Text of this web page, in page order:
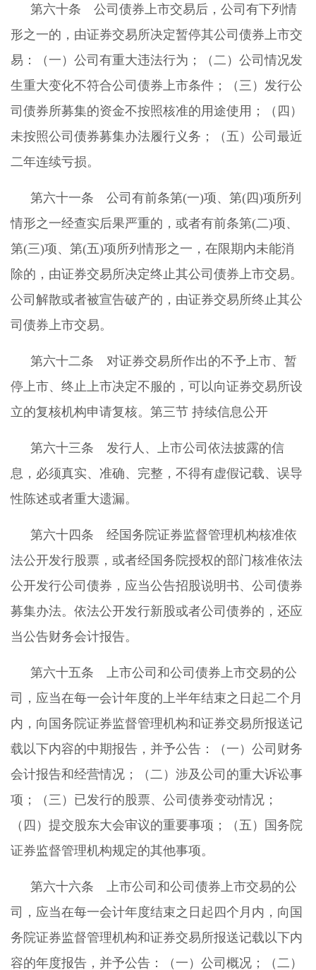
第六十条 公司债券上市交易后，公司有下列情
形之一的，由证券交易所决定暂停其公司债券上市交
易：（一）公司有重大违法行为；（二）公司情况发
生重大变化不符合公司债券上市条件；（三）发行公
司债券所募集的资金不按照核准的用途使用；（四）
未按照公司债券募集办法履行义务；（五）公司最近
二年连续亏损。
第六十一条 公司有前条第(一)项、第(四)项所列
情形之一经查实后果严重的，或者有前条第(二)项、
第(三)项、第(五)项所列情形之一，在限期内未能消
除的，由证券交易所决定终止其公司债券上市交易。
公司解散或者被宣告破产的，由证券交易所终止其公
司债券上市交易。
第六十二条 对证券交易所作出的不予上市、暂
停上市、终止上市决定不服的，可以向证券交易所设
立的复核机构申请复核。第三节 持续信息公开
第六十三条 发行人、上市公司依法披露的信
息，必须真实、准确、完整，不得有虚假记载、误导
性陈述或者重大遗漏。
第六十四条 经国务院证券监督管理机构核准依
法公开发行股票，或者经国务院授权的部门核准依法
公开发行公司债券，应当公告招股说明书、公司债券
募集办法。依法公开发行新股或者公司债券的，还应
当公告财务会计报告。
第六十五条 上市公司和公司债券上市交易的公
司，应当在每一会计年度的上半年结束之日起二个月
内，向国务院证券监督管理机构和证券交易所报送记
载以下内容的中期报告，并予公告：（一）公司财务
会计报告和经营情况；（二）涉及公司的重大诉讼事
项；（三）已发行的股票、公司债券变动情况；
（四）提交股东大会审议的重要事项；（五）国务院
证券监督管理机构规定的其他事项。
第六十六条 上市公司和公司债券上市交易的公
司，应当在每一会计年度结束之日起四个月内，向国
务院证券监督管理机构和证券交易所报送记载以下内
容的年度报告，并予公告：（一）公司概况；（二）